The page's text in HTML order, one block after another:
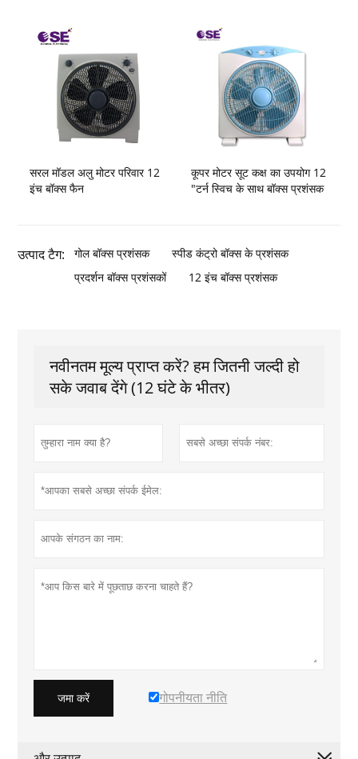
सरल मॉडल अलु मोटर परिवार 12
इंच बॉक्स फैन
कूपर मोटर सूट कक्ष का उपयोग 12
"टर्न स्विच के साथ बॉक्स प्रशंसक
उत्पाद टैग: गोल बॉक्स प्रशंसक
स्पीड कंट्रो बॉक्स के प्रशंसक
प्रदर्शन बॉक्स प्रशंसकों
12 इंच बॉक्स प्रशंसक
नवीनतम मूल्य प्राप्त करें? हम जितनी जल्दी हो
सके जवाब देंगे (12 घंटे के भीतर)
जमा करें गोपनीयता नीति